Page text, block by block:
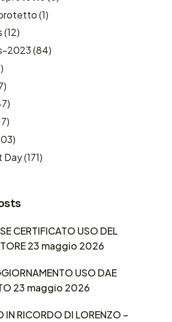
(1)
(12)
2023(84)
Day(171)
CERTIFICATO USO DEL
23 maggio 2026
USO DAE
23 maggio 2026
IN RICORDO DI LORENZO –